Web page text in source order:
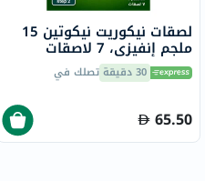
لصقات نيكوريت نيكوتين 15
ملجم إنفيزي، 7 لاصقات
30 دقيقة تصلك في
65.50